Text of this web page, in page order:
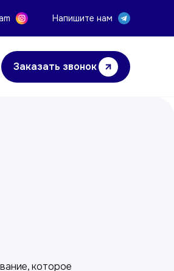
Напишите нам
Заказать звонок
которое